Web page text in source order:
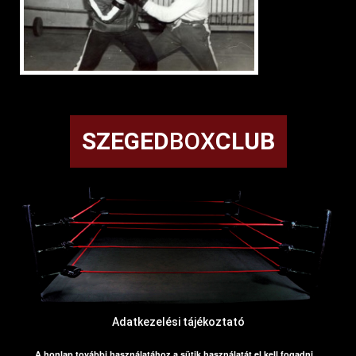
SZEGEDBOXCLUB
Adatkezelési tájékoztató